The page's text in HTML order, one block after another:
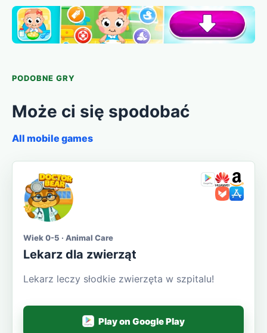
PODOBNE GRY
Może ci się spodobać
All mobile games
Wiek 0-5 · Animal Care
Lekarz dla zwierząt
Lekarz leczy słodkie zwierzęta w szpitalu!
Play on Google Play